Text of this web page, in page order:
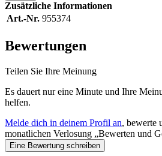
Zusätzliche Informationen
Art.-Nr. 955374
Bewertungen
Teilen Sie Ihre Meinung
Es dauert nur eine Minute und Ihre
helfen.
Melde dich in deinem Profil an, bewerte
monatlichen Verlosung „Bewerten und
Eine Bewertung schreiben